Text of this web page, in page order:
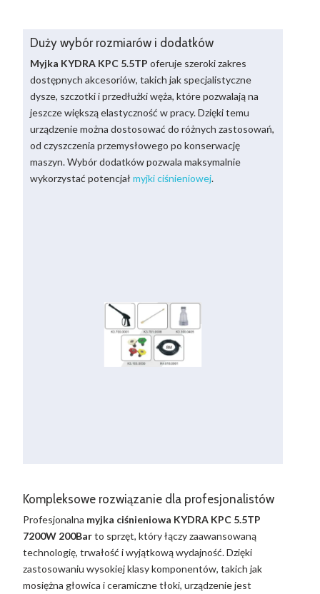
Duży wybór rozmiarów i dodatków
Myjka KYDRA KPC 5.5TP oferuje szeroki zakres
dostępnych akcesoriów, takich jak specjalistyczne
dysze, szczotki i przedłużki węża, które pozwalają na
jeszcze większą elastyczność w pracy. Dzięki temu
urządzenie można dostosować do różnych zastosowań,
od czyszczenia przemysłowego po konserwację
maszyn. Wybór dodatków pozwala maksymalnie
wykorzystać potencjałmyjki ciśnieniowej.
Kompleksowe rozwiązanie dla profesjonalistów
Profesjonalna myjka ciśnieniowa KYDRA KPC 5.5TP
7200W 200Barto sprzęt, który łączy zaawansowaną
technologię, trwałość i wyjątkową wydajność. Dzięki
zastosowaniu wysokiej klasy komponentów, takich jak
mosiężna głowica i ceramiczne tłoki, urządzenie jest